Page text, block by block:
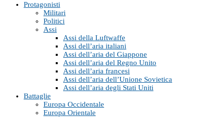
Protagonisti
Militari
Politici
Assi
Assi della Luftwaffe
Assi dell’aria italiani
Assi dell’aria del Giappone
Assi dell’aria del Regno Unito
Assi dell’aria francesi
Assi dell’aria dell’Unione Sovietica
Assi dell’aria degli Stati Uniti
Battaglie
Europa Occidentale
Europa Orientale